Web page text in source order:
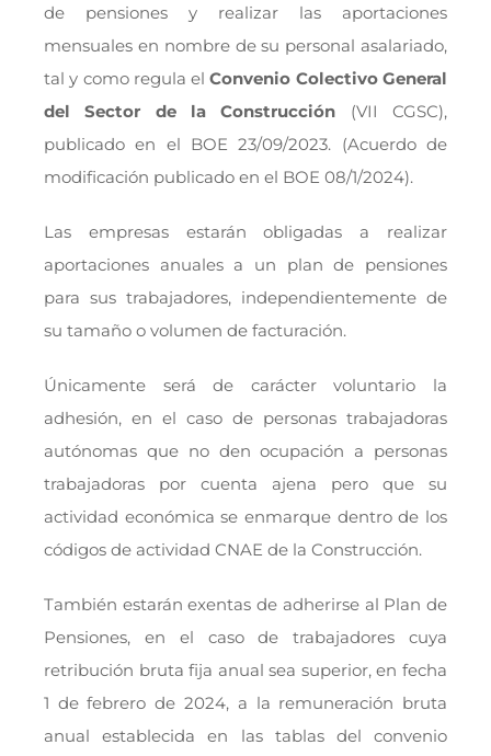
de pensiones y realizar las aportaciones
mensuales en nombre de su personal asalariado,
tal y como regula elConvenio Colectivo General
del Sector de la Construcción (VII CGSC),
publicado en el BOE 23/09/2023. (Acuerdo de
modificación publicado en el BOE 08/1/2024).
Las empresas estarán obligadas a realizar
aportaciones anuales a un plan de pensiones
para sus trabajadores, independientemente de
su tamaño o volumen de facturación.
Únicamente será de carácter voluntario la
adhesión, en el caso de personas trabajadoras
autónomas que no den ocupación a personas
trabajadoras por cuenta ajena pero que su
actividad económica se enmarque dentro de los
códigos de actividad CNAE de la Construcción.
También estarán exentas de adherirse al Plan de
Pensiones, en el caso de trabajadores cuya
retribución bruta fija anual sea superior, en fecha
1 de febrero de 2024, a la remuneración bruta
anual establecida en las tablas del convenio